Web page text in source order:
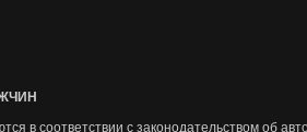
в соответствии с законодательством об